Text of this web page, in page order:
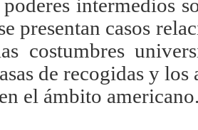
intermedios
presentan casos
costumbres
de recogidas y los
el ámbito